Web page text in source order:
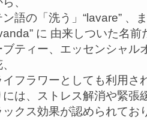
ン語の「洗う」“lavare” 、
に 由来しついた名
ブティー、エッセンシャル
イフラワーとしても利用さ
には、ストレス解消や緊張
ックス効果が認められてお